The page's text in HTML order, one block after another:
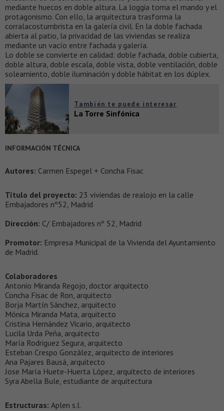
mediante huecos en doble altura. La loggia toma el mando y el
protagonismo. Con ello, la arquitectura trasforma la
corralacostumbrista en la galería civil. En la doble fachada
abierta al patio, la privacidad de las viviendas se realiza
mediante un vacío entre fachada y galería.
Lo doble se convierte en calidad: doble fachada, doble cubierta,
doble altura, doble escala, doble vista, doble ventilación, doble
soleamiento, doble iluminación y doble hábitat en los dúplex.
También te puede interesar
La Torre Sinfónica
INFORMACIÓN TÉCNICA
Autores: Carmen Espegel + Concha Fisac
Título del proyecto: 23 viviendas de realojo en la calle
Embajadores nº52, Madrid
Dirección: C/ Embajadores nº 52, Madrid
Promotor: Empresa Municipal de la Vivienda del Ayuntamiento
de Madrid.
Colaboradores
Antonio Miranda Regojo, doctor arquitecto
Concha Fisac de Ron, arquitecto
Borja Martín Sánchez, arquitecto
Mónica Miranda Mata, arquitecto
Cristina Hernández Vicario, arquitecto
Lucila Urda Peña, arquitecto
María Rodriguez Segura, arquitecto
Esteban Crespo González, arquitecto de interiores
Ana Pajares Bausá, arquitecto
Jose María Huete-Huerta López, arquitecto de interiores
Syra Abella Bule, estudiante de arquitectura
Estructuras: Aplen s.l.